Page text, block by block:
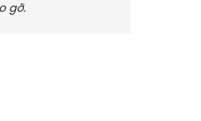
gỡ.